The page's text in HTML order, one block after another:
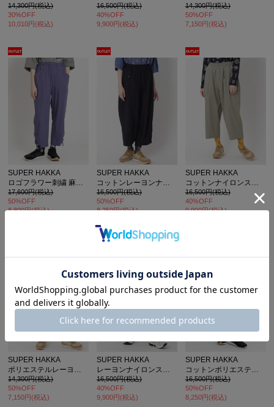
販サイト
14,300円(税込)
30%OFF
10,010円(税込)
16,500円(税込)
40%OFF
9,900円(税込)
14,300円(税込)
50%OFF
7,150円(税込)
SUPER HAKKA
ロゴフラワー刺繍 麻レーヨンストレッチドロストパンツ
17,600円(税込)
50%OFF
8,800円(税込)
SUPER HAKKA
コットンレーヨンナイロンワッシャーコクーンパンツ
16,500円(税込)
50%OFF
8,250円(税込)
SUPER HAKKA
コットンナイロンストレッチダリアブーケポイント刺繍オーバルパンツ
16,500円(税込)
40%OFF
9,900円(税込)
SUPER HAKKA
ポリエステルレーヨンストレッチテーパードパンツ
14,300円(税込)
50%OFF
7,150円(税込)
SUPER HAKKA
レーヨンナイロンストレッチ フラワーワンポイント刺繍コクーンパンツ
16,500円(税込)
40%OFF
9,900円(税込)
SUPER HAKKA
コットンポリエステルチノストレッチバイオ加工コクーンシルエットパンツ
16,500円(税込)
50%OFF
8,250円(税込)